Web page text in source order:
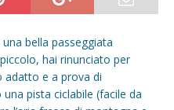
bella passeggiata
hai rinunciato per
adatto e a prova di
pista ciclabile (facile da